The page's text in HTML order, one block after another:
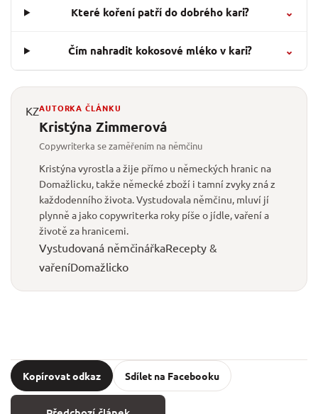
Které koření patří do dobrého kari? ⌄
Čím nahradit kokosové mléko v kari? ⌄
KZAUTORKA ČLÁNKU
Kristýna Zimmerová
Copywriterka se zaměřením na němčinu
Kristýna vyrostla a žije přímo u německých hranic na
Domažlicku, takže německé zboží i tamní zvyky zná z
každodenního života. Vystudovala němčinu, mluví jí
plynně a jako copywriterka roky píše o jídle, vaření a
životě za hranicemi.
Vystudovaná němčinářkaRecepty &
vařeníDomažlicko
Kopírovat odkaz Sdílet na Facebooku